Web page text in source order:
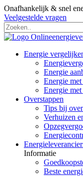
Onafhankelijk & snel
Veelgestelde vragen
Energie
Energie
Energie met
Energie
Overstappen
Tips bij
Verhuizen
Informatie
Beste